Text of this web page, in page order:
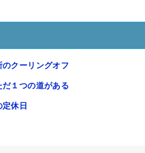
クーリングオフ
１つの道がある
定休日